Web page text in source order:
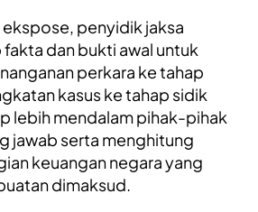
ekspose, penyidik jaksa
dan bukti awal untuk
perkara ke tahap
kasus ke tahap sidik
lebih mendalam pihak-pihak
jawab serta menghitung
keuangan negara yang
dimaksud.